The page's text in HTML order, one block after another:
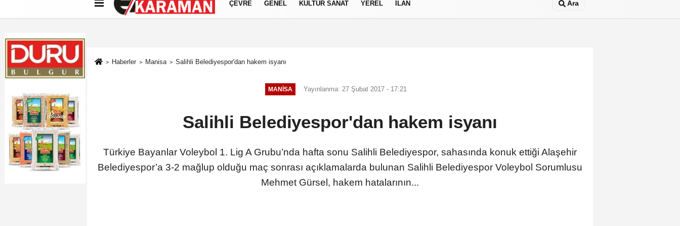
Künye İletişim Çerez Politikası Gizlilik İlkeleri
ÇEVRE GENEL KÜLTÜR SANAT YEREL İLAN Ara
Haberler Manisa Salihli Belediyespor'dan hakem isyanı
MANISA Yayınlanma: 27 Şubat 2017 - 17:21
Salihli Belediyespor'dan hakem isyanı
Türkiye Bayanlar Voleybol 1. Lig A Grubu’nda hafta sonu Salihli Belediyespor, sahasında konuk ettiği Alaşehir
Belediyespor’a 3-2 mağlup olduğu maç sonrası açıklamalarda bulunan Salihli Belediyespor Voleybol Sorumlusu
Mehmet Gürsel, hakem hatalarının...